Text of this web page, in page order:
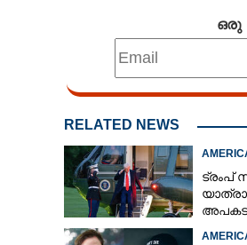
ഒരു
RELATED NEWS
ട്രംപ്